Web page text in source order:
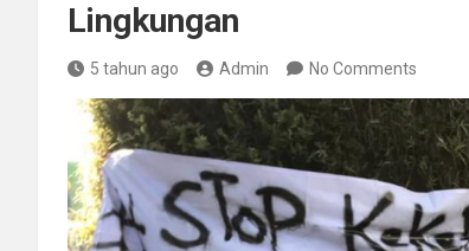
Lingkungan
5 tahun ago Admin No Comments